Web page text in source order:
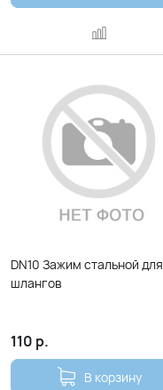
DN10 Зажим стальной для
шлангов
110 р.
В корзину